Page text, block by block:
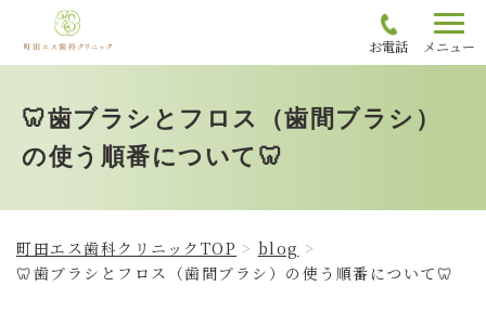
お電話 メニュー
🦷歯ブラシとフロス（歯間ブラシ）
の使う順番について🦷
町田エス歯科クリニックTOP
blog
🦷歯ブラシとフロス（歯間ブラシ）の使う順番について🦷